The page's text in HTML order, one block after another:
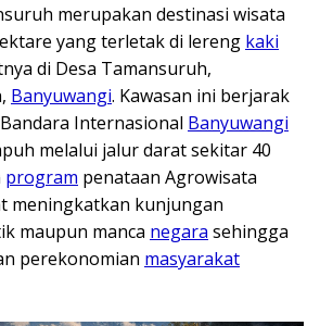
merupakan destinasi wisata
yang terletak di lereng kaki
di Desa Tamansuruh,
Banyuwangi. Kawasan ini berjarak
Internasional Banyuwangi
melalui jalur darat sekitar 40
program penataan Agrowisata
meningkatkan kunjungan
maupun manca negara sehingga
perekonomian masyarakat